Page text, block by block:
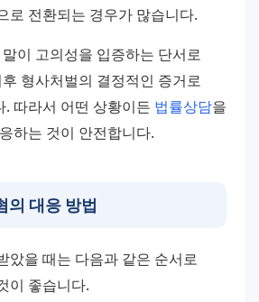
로 전환되는 경우가 많습니다.
이 고의성을 입증하는 단서로
형사처벌의 결정적인 증거로
따라서 어떤 상황이든 법률상담을
하는 것이 안전합니다.
의 대응 방법
았을 때는 다음과 같은 순서로
이 좋습니다.